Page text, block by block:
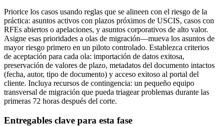
Priorice los casos usando reglas que se alineen con el riesgo de la
práctica: asuntos activos con plazos próximos de USCIS, casos con
RFEs abiertos o apelaciones, y asuntos corporativos de alto valor.
Asigne esas prioridades a olas de migración—mueva los asuntos de
mayor riesgo primero en un piloto controlado. Establezca criterios
de aceptación para cada ola: importación de datos exitosa,
preservación de valores de plazo, metadatos del documento intactos
(fecha, autor, tipo de documento) y acceso exitoso al portal del
cliente. Incluya recursos de contingencia: un pequeño equipo
transversal de migración que pueda triagear problemas durante las
primeras 72 horas después del corte.
Entregables clave para esta fase